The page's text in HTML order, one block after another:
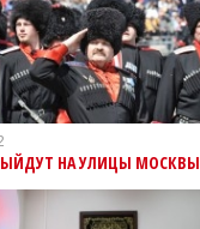
НА УЛИЦЫ МОСКВЫ